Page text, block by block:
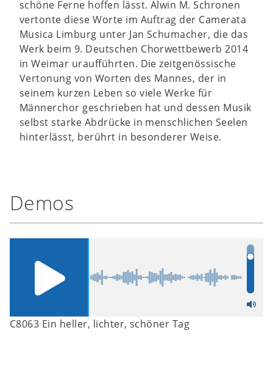
schöne Ferne hoffen lässt. Alwin M. Schronen
vertonte diese Worte im Auftrag der Camerata
Musica Limburg unter Jan Schumacher, die das
Werk beim 9. Deutschen Chorwettbewerb 2014
in Weimar uraufführten. Die zeitgenössische
Vertonung von Worten des Mannes, der in
seinem kurzen Leben so viele Werke für
Männerchor geschrieben hat und dessen Musik
selbst starke Abdrücke in menschlichen Seelen
hinterlässt, berührt in besonderer Weise.
Demos
C8063 Ein heller, lichter, schöner Tag